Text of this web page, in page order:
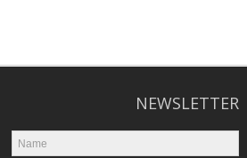
NEWSLETTER